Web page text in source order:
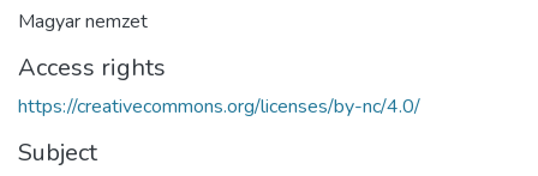
Magyar nemzet
Access rights
https://creativecommons.org/licenses/by-nc/4.0/
Subject